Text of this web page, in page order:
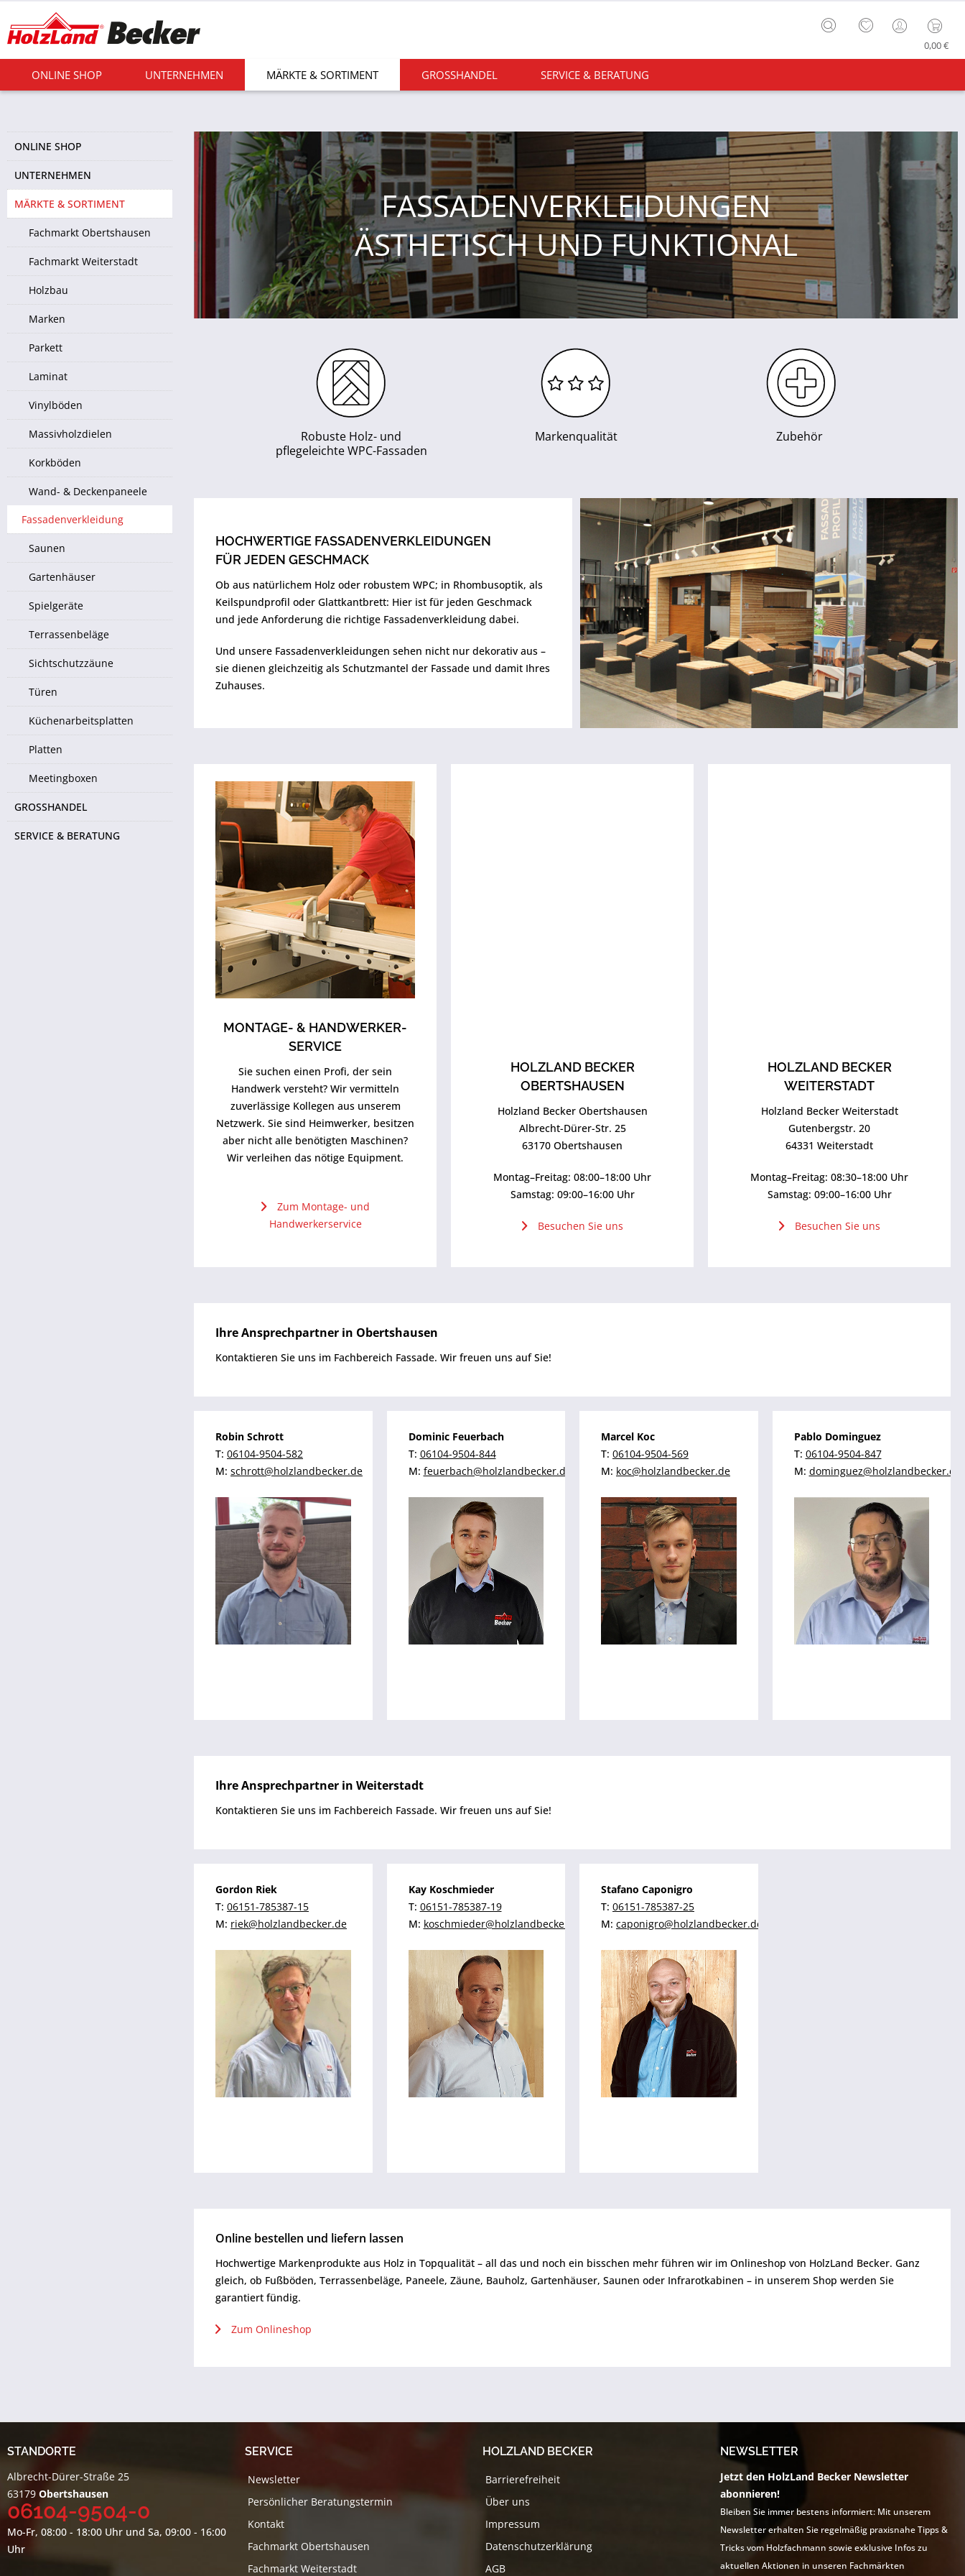
0,00 €
ONLINE SHOP UNTERNEHMEN MÄRKTE & SORTIMENT GROSSHANDEL SERVICE & BERATUNG
ONLINE SHOP
UNTERNEHMEN
MÄRKTE & SORTIMENT
Fachmarkt Obertshausen
Fachmarkt Weiterstadt
Holzbau
Marken
Parkett
Laminat
Vinylböden
Massivholzdielen
Korkböden
Wand- & Deckenpaneele
Fassadenverkleidung
Saunen
Gartenhäuser
Spielgeräte
Terrassenbeläge
Sichtschutzzäune
Türen
Küchenarbeitsplatten
Platten
Meetingboxen
GROSSHANDEL
SERVICE & BERATUNG
HOCHWERTIGE FASSADENVERKLEIDUNGEN
FÜR JEDEN GESCHMACK
Ob aus natürlichem Holz oder robustem WPC; in Rhombusoptik, als
Keilspundprofil oder Glattkantbrett: Hier ist für jeden Geschmack
und jede Anforderung die richtige Fassadenverkleidung dabei.
Und unsere Fassadenverkleidungen sehen nicht nur dekorativ aus –
sie dienen gleichzeitig als Schutzmantel der Fassade und damit Ihres
Zuhauses.
MONTAGE- & HANDWERKER-
SERVICE
Sie suchen einen Profi, der sein
Handwerk versteht? Wir vermitteln
zuverlässige Kollegen aus unserem
Netzwerk. Sie sind Heimwerker, besitzen
aber nicht alle benötigten Maschinen?
Wir verleihen das nötige Equipment.
Zum Montage- und
Handwerkerservice
HOLZLAND BECKER
OBERTSHAUSEN
Holzland Becker Obertshausen
Albrecht-Dürer-Str. 25
63170 Obertshausen
Montag–Freitag: 08:00–18:00 Uhr
Samstag: 09:00–16:00 Uhr
Besuchen Sie uns
Ihre Ansprechpartner in Obertshausen
Kontaktieren Sie uns im Fachbereich Fassade. Wir freuen uns auf Sie!
Ihre Ansprechpartner in Weiterstadt
Kontaktieren Sie uns im Fachbereich Fassade. Wir freuen uns auf Sie!
Kay Koschmieder
T: 06151-785387-19
M: koschmieder@holzlandbecker.de
Marcel Koc
T: 06104-9504-569
M: koc@holzlandbecker.de
Dominic Feuerbach
T: 06104-9504-844
M: feuerbach@holzlandbecker.de
Robin Schrott
T: 06104-9504-582
M: schrott@holzlandbecker.de
Pablo Dominguez
T: 06104-9504-847
M: dominguez@holzlandbecker.de
Stafano Caponigro
T: 06151-785387-25
M: caponigro@holzlandbecker.de
HOLZLAND BECKER
WEITERSTADT
Holzland Becker Weiterstadt
Gutenbergstr. 20
64331 Weiterstadt
Montag–Freitag: 08:30–18:00 Uhr
Samstag: 09:00–16:00 Uhr
Besuchen Sie uns
Online bestellen und liefern lassen
Hochwertige Markenprodukte aus Holz in Topqualität – all das und noch ein bisschen mehr führen wir im Onlineshop von HolzLand Becker. Ganz
gleich, ob Fußböden, Terrassenbeläge, Paneele, Zäune, Bauholz, Gartenhäuser, Saunen oder Infrarotkabinen – in unserem Shop werden Sie
garantiert fündig.
Zum Onlineshop
FASSADENVERKLEIDUNGEN
ÄSTHETISCH UND FUNKTIONAL
Zubehör
Markenqualität
Gordon Riek
T: 06151-785387-15
M: riek@holzlandbecker.de
Robuste Holz- und
pflegeleichte WPC-Fassaden
STANDORTE
Albrecht-Dürer-Straße 25
63179 Obertshausen
06104-9504-0
Mo-Fr, 08:00 - 18:00 Uhr und Sa, 09:00 - 16:00
Uhr
SERVICE
Newsletter
Persönlicher Beratungstermin
Kontakt
Fachmarkt Obertshausen
Fachmarkt Weiterstadt
HOLZLAND BECKER
Barrierefreiheit
Über uns
Impressum
Datenschutzerklärung
AGB
NEWSLETTER
Jetzt den HolzLand Becker Newsletter
abonnieren!
Bleiben Sie immer bestens informiert: Mit unserem
Newsletter erhalten Sie regelmäßig praxisnahe Tipps &
Tricks vom Holzfachmann sowie exklusive Infos zu
aktuellen Aktionen in unseren Fachmärkten